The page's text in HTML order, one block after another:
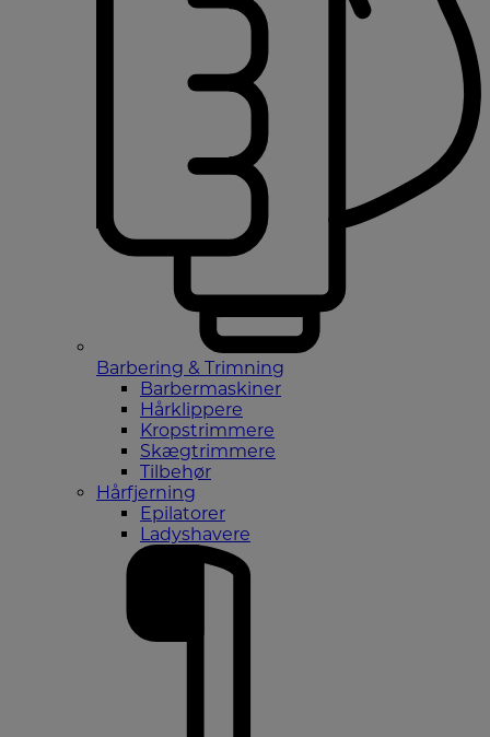
Barbering & Trimning
Barbermaskiner
Hårklippere
Kropstrimmere
Skægtrimmere
Tilbehør
Hårfjerning
Epilatorer
Ladyshavere